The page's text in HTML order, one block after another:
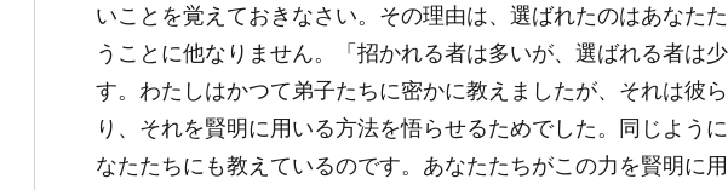
いことを覚えておきなさい。その理由は、選ばれたのはあなた
うことに他なりません。「招かれる者は多いが、選ばれる者は
す。わたしはかつて弟子たちに密かに教えましたが、それは彼
り、それを賢明に用いる方法を悟らせるためでした。同じよう
なたたちにも教えているのです。あなたたちがこの力を賢明に